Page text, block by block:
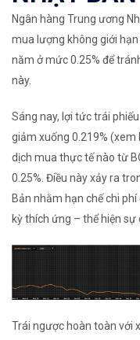
Ngân hàng Trung ương
mua lượng không giới
năm ở mức0.25% để
này.
Sáng nay, lợi tức trái
giảm xuống 0.219% (xem
dịch mua thực tế nào từ
0.25%. Điều này xảy ra
Bản nhằm hạn chế chi
kỳ thích ứng – thể hiện sự
Trái ngược hoàn toàn với